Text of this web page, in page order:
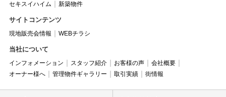
セキスイハイム
新築物件
サイトコンテンツ
現地販売会情報 WEBチラシ
当社について
インフォメーション スタッフ紹介 お客様の声
会社概要
オーナー様へ
管理物件ギャラリー 取引実績 街情報